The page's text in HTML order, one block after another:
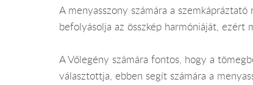
A menyasszony számára a
befolyásolja az összkép harmóniáját,
A Vőlegény számára fontos, hogy a
választottja, ebben segít számára a